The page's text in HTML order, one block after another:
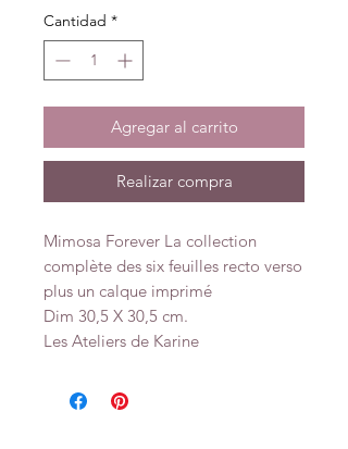
Cantidad *
Agregar al carrito
Realizar compra
Mimosa Forever La collection
complète des six feuilles recto verso
plus un calque imprimé
Dim 30,5 X 30,5 cm.
Les Ateliers de Karine